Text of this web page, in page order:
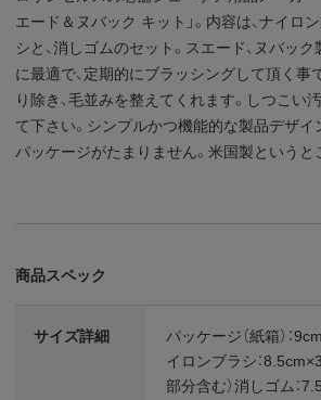
エード＆ヌバック キット」。内容は、ナイロ
シと、消しゴムのセット。スエード、ヌバッ
に最適で、定期的にブラッシングして頂く事
り除き、毛並みを整えてくれます。しつこい
て下さい。シンプルかつ機能的な製品デザイ
パッケージがたまりません。米国製というと
商品スペック
サイズ詳細
パッケージ（紙箱）：
イロンブラシ：
部分含む）消しゴム：